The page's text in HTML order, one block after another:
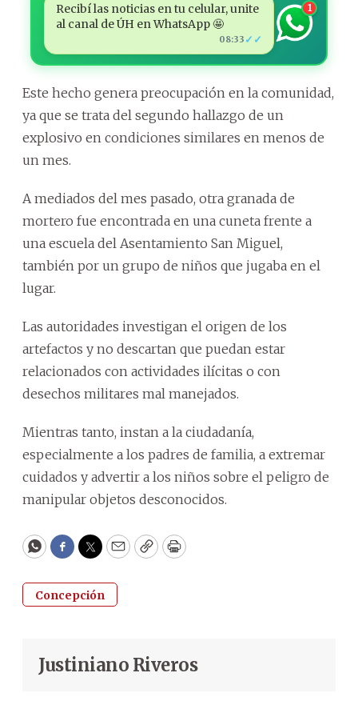
Recibí las noticias en tu celular, unite
al canal de ÚH en WhatsApp 🤩
08:33 ✓✓
1
Este hecho genera preocupación en la comunidad,
ya que se trata del segundo hallazgo de un
explosivo en condiciones similares en menos de
un mes.
A mediados del mes pasado, otra granada de
mortero fue encontrada en una cuneta frente a
una escuela del Asentamiento San Miguel,
también por un grupo de niños que jugaba en el
lugar.
Las autoridades investigan el origen de los
artefactos y no descartan que puedan estar
relacionados con actividades ilícitas o con
desechos militares mal manejados.
Mientras tanto, instan a la ciudadanía,
especialmente a los padres de familia, a extremar
cuidados y advertir a los niños sobre el peligro de
manipular objetos desconocidos.
WhatsApp
Facebook
Twitter
EmailCopyPrint
Concepción
Justiniano Riveros